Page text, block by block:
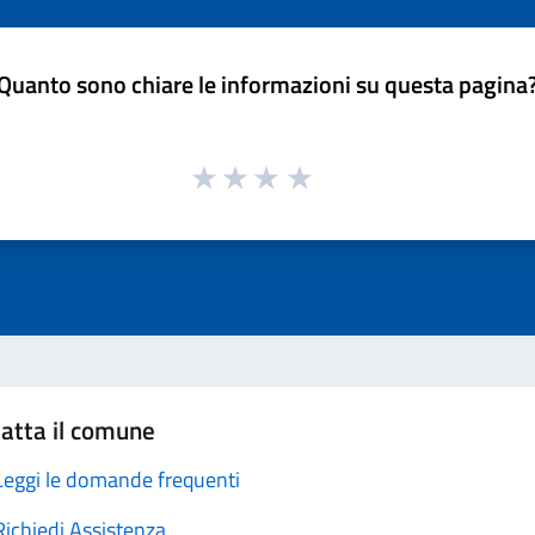
sono chiare le informazioni su questa
il comune
le domande frequenti